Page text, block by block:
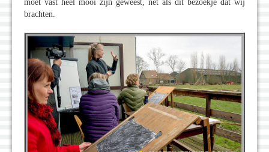
moet vast heel mooi zijn geweest, net als dit bezoekje dat wij
brachten.